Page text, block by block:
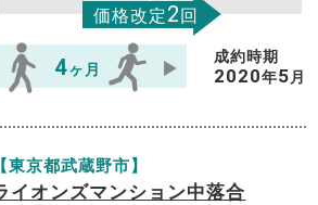
価格改定2回
4ヶ月
成約時期
2020年5 月
【東京都武蔵野市】
イオンズマンション中落合